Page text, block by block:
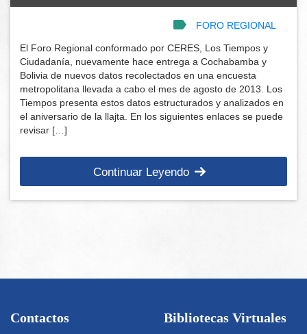
FORO REGIONAL
El Foro Regional conformado por CERES, Los Tiempos y
Ciudadanía, nuevamente hace entrega a Cochabamba y
Bolivia de nuevos datos recolectados en una encuesta
metropolitana llevada a cabo el mes de agosto de 2013. Los
Tiempos presenta estos datos estructurados y analizados en
el aniversario de la llajta. En los siguientes enlaces se puede
revisar […]
Continuar Leyendo
Contactos Bibliotecas Virtuales